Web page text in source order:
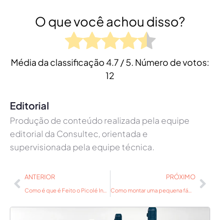
O que você achou disso?
Média da classificação4.7 / 5. Número de votos:
12
Editorial
Produção de conteúdo realizada pela equipe
editorial da Consultec, orientada e
supervisionada pela equipe técnica.
ANTERIOR PRÓXIMO
Como montar uma pequena fábrica de sorvetes e picolés em 2024